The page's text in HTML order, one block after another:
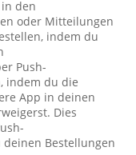
den
oder Mitteilungen
indem du
Push-
indem du die
App in deinen
Dies
Bestellungen